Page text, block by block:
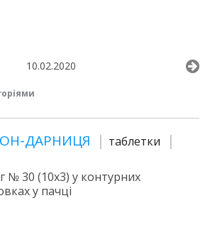
10.02.2020
ДАРНИЦЯ
таблетки
№ 30 (10х3) у контурних
у пачці